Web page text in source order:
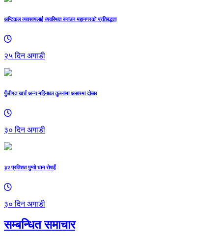
अप्टिकल व्यवसायलाई व्यवस्थित बनाउन महानगरको प्रतिबद्धता
२५ दिन अगाडी
पुँजीगत खर्च अन्य महिनाका तुलनामा असारमा दोब्बर
३० दिन अगाडी
३२ प्रतिशत पुग्यो धान रोपाइँ
३० दिन अगाडी
सम्बन्धित समाचार